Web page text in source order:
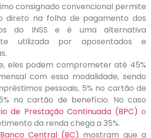
consignado convencional permite
direto na folha de pagamento dos
do INSS e é uma alternativa
utilizada por aposentados e
eles podem comprometer até 45%
com essa modalidade, sendo
pessoais, 5% no cartão de
no cartão de benefício. No caso
de Prestação Continuada (BPC) o
da renda chega a 35%.
Banco Central (BC) mostram que a